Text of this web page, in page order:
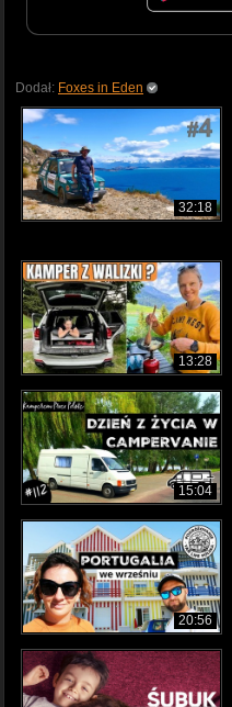
Dodał: Foxes in Eden
32:18
13:28
15:04
20:56